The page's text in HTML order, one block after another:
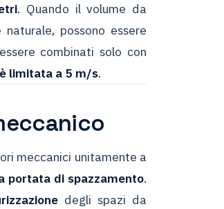
. Quando il volume da
possono essere
combinati solo con
limitata a 5 m/s.
meccanici unitamente a
portata di spazzamento.
degli spazi da